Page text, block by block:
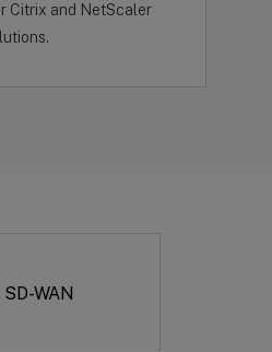
Citrix and NetScaler
SD-WAN